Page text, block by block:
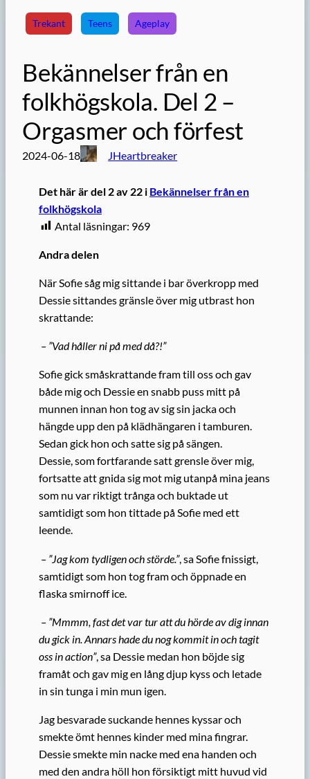
Trekant Teens Ageplay
Bekännelser från en
folkhögskola. Del 2 –
Orgasmer och förfest
2024-06-18 JHeartbreaker
Det här är del 2 av 22 i Bekännelser från en
folkhögskola
Antal läsningar: 969
Andra delen
När Sofie såg mig sittande i bar överkropp med
Dessie sittandes gränsle över mig utbrast hon
skrattande:
– ”Vad håller ni på med då?!”
Sofie gick småskrattande fram till oss och gav
både mig och Dessie en snabb puss mitt på
munnen innan hon tog av sig sin jacka och
hängde upp den på klädhängaren i tamburen.
Sedan gick hon och satte sig på sängen.
Dessie, som fortfarande satt grensle över mig,
fortsatte att gnida sig mot mig utanpå mina jeans
som nu var riktigt trånga och buktade ut
samtidigt som hon tittade på Sofie med ett
leende.
– ”Jag kom tydligen och störde.”, sa Sofie fnissigt,
samtidigt som hon tog fram och öppnade en
flaska smirnoff ice.
– ”Mmmm, fast det var tur att du hörde av dig innan
du gick in. Annars hade du nog kommit in och tagit
oss in action”, sa Dessie medan hon böjde sig
framåt och gav mig en lång djup kyss och letade
in sin tunga i min mun igen.
Jag besvarade suckande hennes kyssar och
smekte ömt hennes kinder med mina fingrar.
Dessie smekte min nacke med ena handen och
med den andra höll hon försiktigt mitt huvud vid